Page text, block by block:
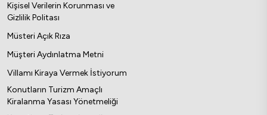
Kişisel Verilerin Korunması ve
Gizlilik Politası
Müsteri Açık Rıza
Müşteri Aydınlatma Metni
Villamı Kiraya Vermek İstiyorum
Konutların Turizm Amaçlı
Kiralanma Yasası Yönetmeliği